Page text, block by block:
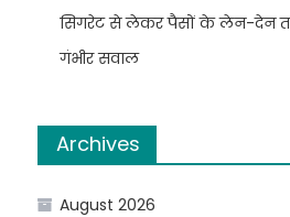
सिगरेट से लेकर पैसों के लेन-देन
गंभीर सवाल
Archives
August 2026